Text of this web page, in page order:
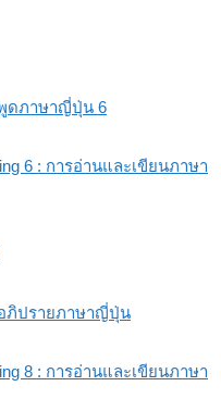
พูดภาษาญี่ปุ่น 6
6 : การอ่านและเขียนภาษา
อภิปรายภาษาญี่ปุ่น
8 : การอ่านและเขียนภาษา